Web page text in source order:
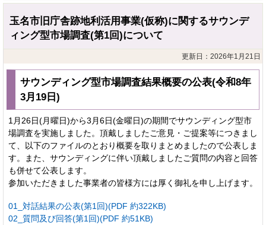
玉名市旧庁舎跡地利活用事業(仮称)に関するサウンデ
ィング型市場調査(第1回)について
更新日：2026年1月21日
サウンディング型市場調査結果概要の公表(令和8年
3月19日)
1月26日(月曜日)から3月6日(金曜日)の期間でサウンディング型市
場調査を実施しました。頂戴しましたご意見・ご提案等につきまし
て、以下のファイルのとおり概要を取りまとめましたので公表しま
す。また、サウンディングに伴い頂戴しましたご質問の内容と回答
も併せて公表します。
参加いただきました事業者の皆様方には厚く御礼を申し上げます。
01_対話結果の公表(第1回)(PDF 約322KB)
02_質問及び回答(第1回)(PDF 約51KB)